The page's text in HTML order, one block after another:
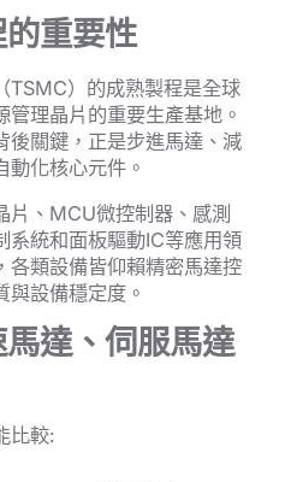
重要性
TSMC）的成熟製程是全球
理晶片的重要生產基地。
後關鍵，正是步進馬達、減
動化核心元件。
片、MCU微控制器、感測
系統和面板驅動IC等應用領
各類設備皆仰賴精密馬達控
與設備穩定度。
達、伺服馬達
比較: